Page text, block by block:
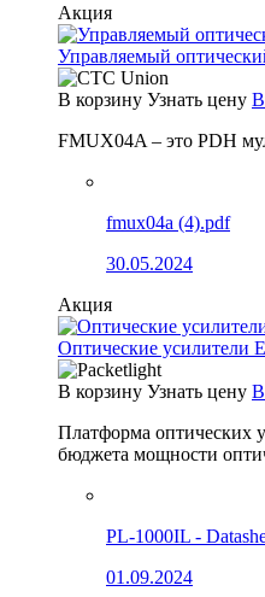
Акция
Управляемый
В корзину Узнать цену
FMUX04A – это PDH
fmux04a (4).pdf
30.05.2024
Акция
Оптические усилители
В корзину Узнать цену
Платформа оптических
бюджета мощности
PL-1000IL -
01.09.2024